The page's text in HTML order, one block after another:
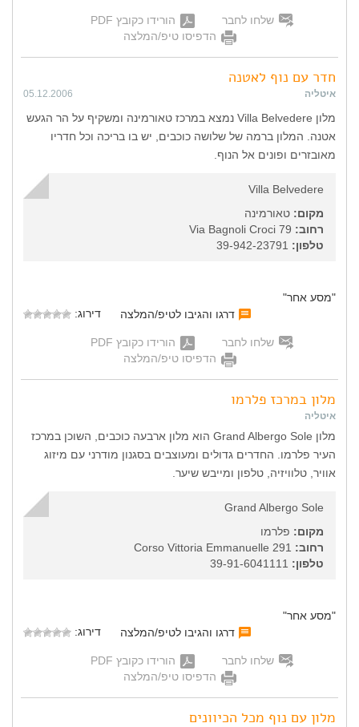
שלחו לחבר
הורידו כקובץ PDF
הדפיסו טיפ/המלצה
חדר עם נוף לאטנה
איטליה 05.12.2006
מלון Villa Belvedere נמצא במרכז טאורמינה ומשקיף על הר הגעש
אטנה. המלון ברמה של שלושה כוכבים, יש בו בריכה וכל חדריו
מאובזרים ופונים אל הנוף.
Villa Belvedere
מקום: טאורמינה
רחוב:
טלפון:
"מסע אחר"
דרגו והגיבו לטיפ/המלצה
דירוג:
שלחו לחבר
הורידו כקובץ PDF
הדפיסו טיפ/המלצה
מלון במרכז פלרמו
איטליה
מלון Grand Albergo Sole הוא מלון ארבעה כוכבים, השוכן במרכז
העיר פלרמו. החדרים גדולים ומעוצבים בסגנון מודרני עם מיזוג
אוויר, טלוויזיה, טלפון ומייבש שיער.
Grand Albergo Sole
מקום: פלרמו
רחוב:
טלפון:
"מסע אחר"
דרגו והגיבו לטיפ/המלצה
דירוג:
שלחו לחבר
הורידו כקובץ PDF
הדפיסו טיפ/המלצה
מלון עם נוף מכל הכיוונים